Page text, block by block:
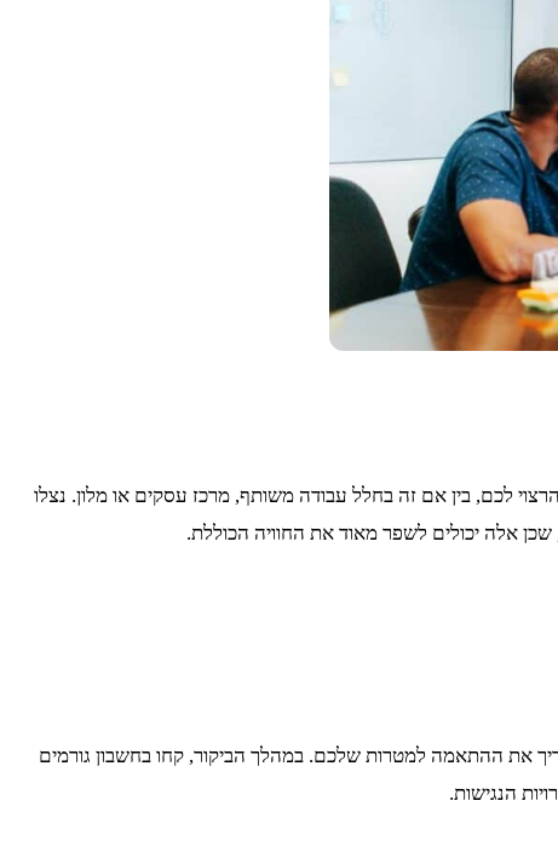
לכם, בין אם זה בחלל עבודה משותף, מרכז עסקים או מלון. נצלו
שכן אלה יכולים לשפר מאוד את החוויה הכוללת.
את ההתאמה למטרות שלכם. במהלך הביקור, קחו בחשבון גורמים
הנגישות.